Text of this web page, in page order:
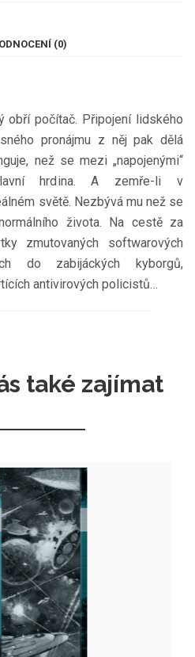
(0)
obří počítač. Připojení lidského
pronájmu z něj pak dělá
než se mezi „napojenými“
hrdina. A zemře-li v
světě. Nezbývá mu než se
života. Na cestě za
zmutovaných softwarových
do zabijáckých kyborgů,
antivirových policistů…
také zajímat